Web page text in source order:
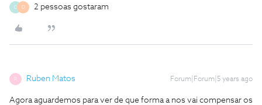
D D 2 pessoas gostaram
R Ruben Matos Forum|Forum|5 years ago
Agora aguardemos para ver de que forma a nos vai compensar os